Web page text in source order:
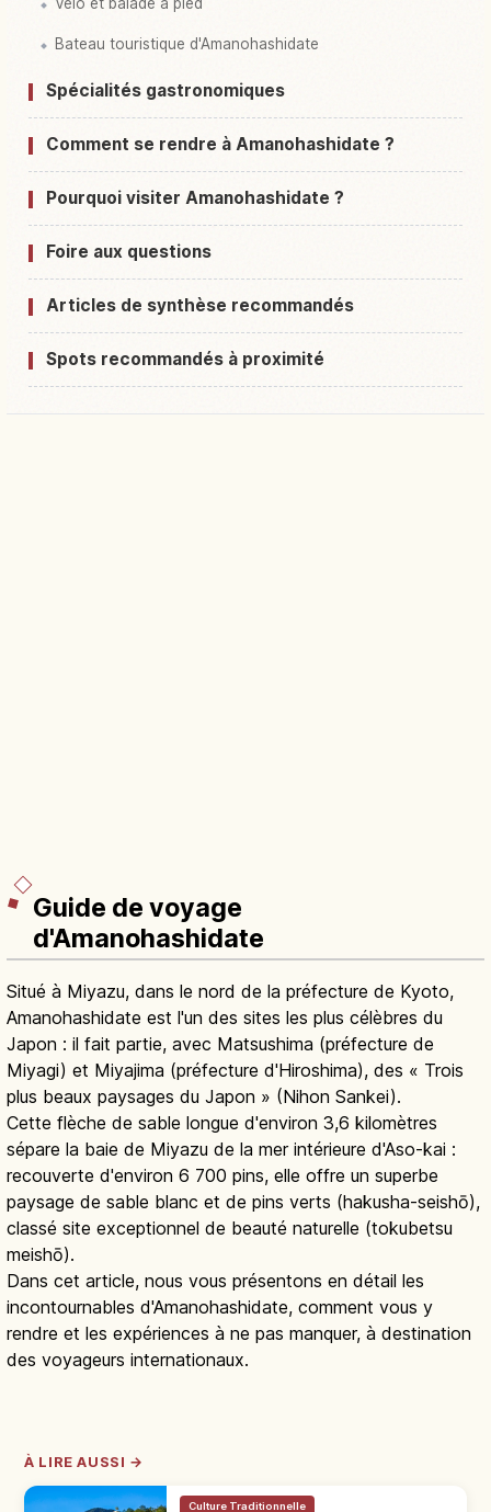
Vélo et balade à pied
Bateau touristique d'Amanohashidate
Spécialités gastronomiques
Comment se rendre à Amanohashidate ?
Pourquoi visiter Amanohashidate ?
Foire aux questions
Articles de synthèse recommandés
Spots recommandés à proximité
Guide de voyage
d'Amanohashidate
Situé à Miyazu, dans le nord de la préfecture de Kyoto,
Amanohashidate est l'un des sites les plus célèbres du
Japon : il fait partie, avec Matsushima (préfecture de
Miyagi) et Miyajima (préfecture d'Hiroshima), des « Trois
plus beaux paysages du Japon » (Nihon Sankei).
Cette flèche de sable longue d'environ 3,6 kilomètres
sépare la baie de Miyazu de la mer intérieure d'Aso-kai :
recouverte d'environ 6 700 pins, elle offre un superbe
paysage de sable blanc et de pins verts (hakusha-seishō),
classé site exceptionnel de beauté naturelle (tokubetsu
meishō).
Dans cet article, nous vous présentons en détail les
incontournables d'Amanohashidate, comment vous y
rendre et les expériences à ne pas manquer, à destination
des voyageurs internationaux.
À LIRE AUSSI →
Culture Traditionnelle